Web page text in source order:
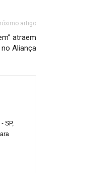
artigo
atraem
Aliança
SP,